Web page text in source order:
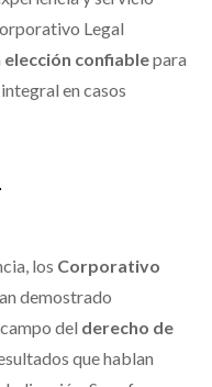
Legal
elección confiablepara
en casos
los Corporativo
demostrado
del derecho de
que hablan